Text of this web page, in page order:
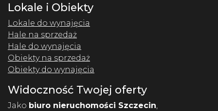
Lokale i Obiekty
Lokale do wynajęcia
Hale na sprzedaż
Hale do wynajęcia
Obiekty na sprzedaż
Obiekty do wynajęcia
Widoczność Twojej oferty
Jako biuro nieruchomości Szczecin,